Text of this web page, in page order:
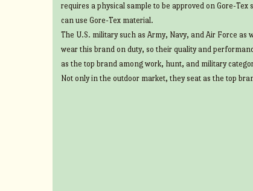
requires a physical sample to be approved on Gore-
can use Gore-Tex material.
The U.S. military such as Army, Navy, and Air Force as
wear this brand on duty, so their quality and
as the top brand among work, hunt, and military
Not only in the outdoor market, they seat as the top